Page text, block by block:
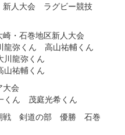
人大会 ラグビー競技
・石巻地区新人大会
弥くん 高山祐輔くん
龍弥くん
祐輔くん
大会
ん 茂庭光希くん
戦 剣道の部 優勝 石巻